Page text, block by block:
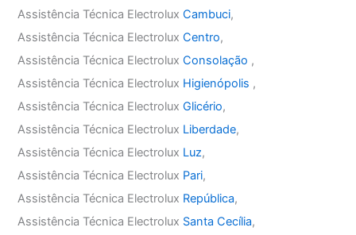
Assistência Técnica ElectroluxCambuci,
Assistência Técnica ElectroluxCentro,
Assistência Técnica ElectroluxConsolação ,
Assistência Técnica Electrolux Higienópolis ,
Assistência Técnica ElectroluxGlicério,
Assistência Técnica Electrolux Liberdade,
Assistência Técnica Electrolux Luz,
Assistência Técnica Electrolux Pari,
Assistência Técnica Electrolux República,
Assistência Técnica Electrolux Santa Cecília,